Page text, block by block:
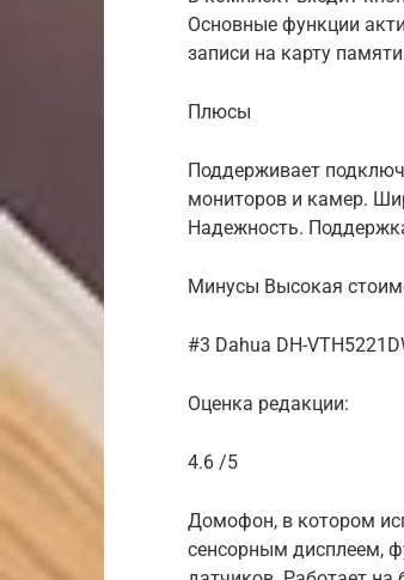
Основные функции
записи на карту
Плюсы
Поддерживает
мониторов и камер.
Надежность.
Минусы Высокая
#3 Dahua DH-
Оценка редакции:
4.6 /5
Домофон, в котором
сенсорным дисплеем,